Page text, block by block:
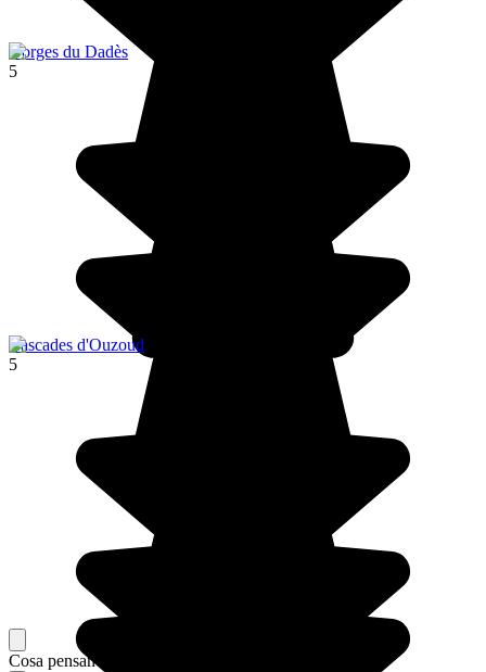
Gorges du Dadès
5
Cascades d'Ouzoud
5
Cosa pensano i nostri viaggiatori del loro soggiorno